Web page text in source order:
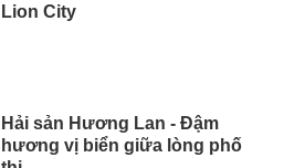
Lion City
Hải sản Hương Lan - Đậm
hương vị biển giữa lòng phố